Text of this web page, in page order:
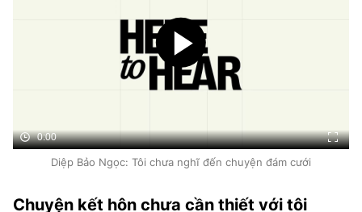
0:00
Diệp Bảo Ngọc: Tôi chưa nghĩ đến chuyện đám cưới
Chuyện kết hôn chưa cần thiết với tôi